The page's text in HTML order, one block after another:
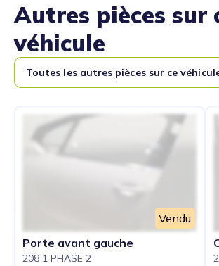
Autres pièces sur
véhicule
Toutes les autres pièces sur ce
Vendu
Porte avant gauche
208 1 PHASE 2